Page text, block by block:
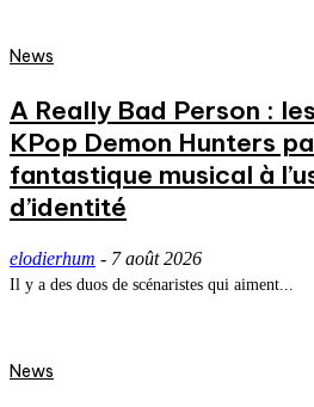
News
A Really Bad Person :
KPop Demon Hunters
fantastique musical à
d’identité
elodierhum - 7 août 2026
Il y a des duos de scénaristes qui aiment...
News